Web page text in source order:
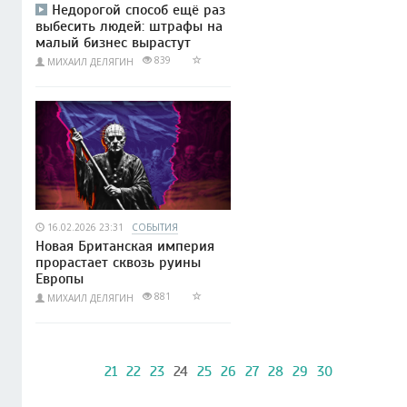
Недорогой способ ещё раз
выбесить людей: штрафы на
малый бизнес вырастут
МИХАИЛ ДЕЛЯГИН 839
16.02.2026 23:31 СОБЫТИЯ
Новая Британская империя
прорастает сквозь руины
Европы
МИХАИЛ ДЕЛЯГИН 881
21 22 23 24 25 26 27 28 29 30